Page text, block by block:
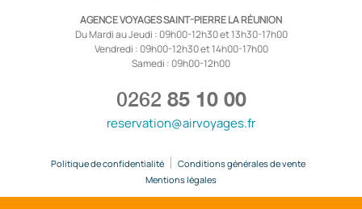
AGENCE VOYAGES SAINT-PIERRE LA RÉUNION
Du Mardi au Jeudi : 09h00-12h30 et 13h30-17h00
Vendredi : 09h00-12h30 et 14h00-17h00
Samedi : 09h00-12h00
0262 85 10 00
reservation@airvoyages.fr
Politique de confidentialité
Conditions générales de vente
Mentions légales